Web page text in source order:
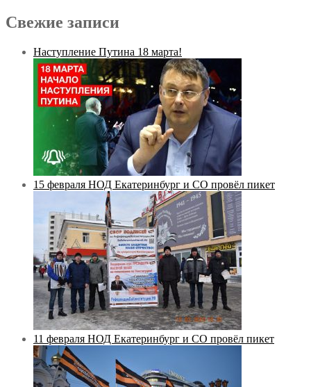
Свежие записи
Наступление Путина 18 марта!
15 февраля НОД Екатеринбург и СО провёл пикет
11 февраля НОД Екатеринбург и СО провёл пикет